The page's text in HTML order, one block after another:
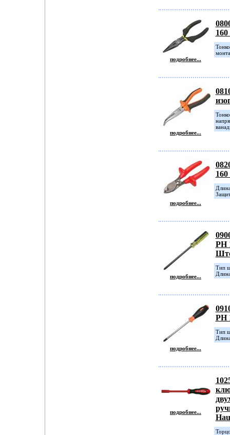
подробнее...
подробнее...
подробнее...
подробнее...
PH
Tип
подробнее...
PH
Тип
подробнее...